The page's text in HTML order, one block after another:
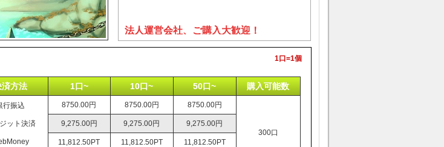
法人運営会社、ご購入大歓迎！
1口=1個
済方法 1口~ 10口~ 50口~ 購入可能数
行振込
ット決済
8750.00円 8750.00円 8750.00円
300口
9,275.00円 9,275.00円 9,275.00円
11,812.50PT 11,812.50PT 11,812.50PT